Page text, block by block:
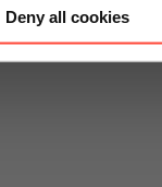
Deny all cookies